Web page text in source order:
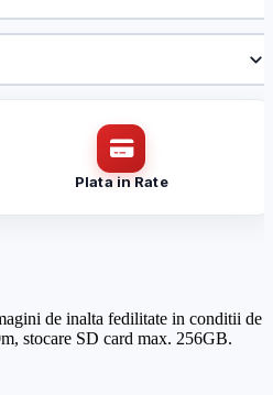
Plata in Rate
de inalta fedilitate in conditii de
stocare SD card max. 256GB.